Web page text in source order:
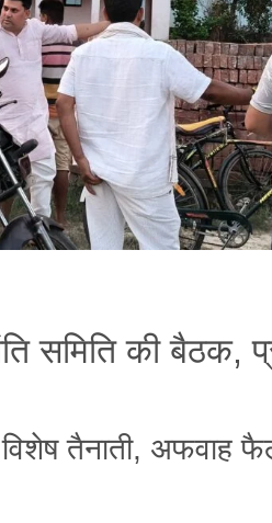
समिति की बैठक,
तैनाती, अफवाह